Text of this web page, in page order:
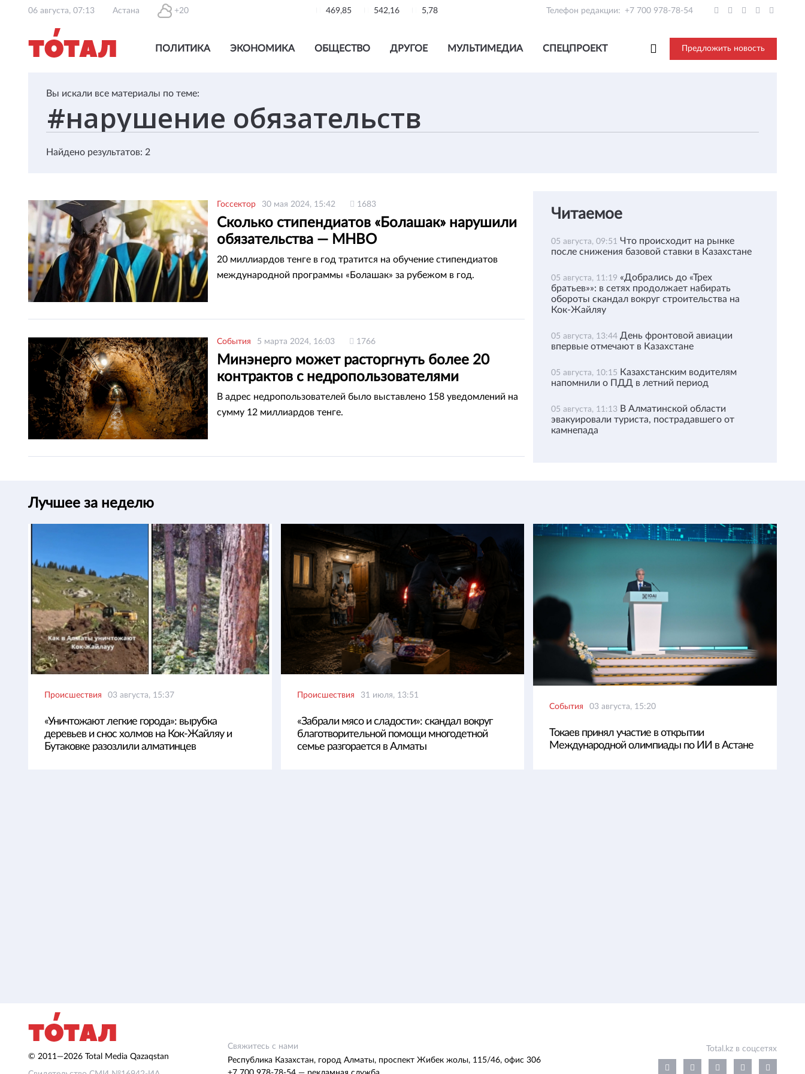
06 августа, 07:13 Астана +20 469,85 542,16 5,78 Телефон редакции: +7 700 978-78-54
ПОЛИТИКА ЭКОНОМИКА ОБЩЕСТВО ДРУГОЕ МУЛЬТИМЕДИА СПЕЦПРОЕКТ Предложить новость
Вы искали все материалы по теме:
Найдено результатов: 2
Госсектор 30 мая 2024, 15:42 1683
Сколько стипендиатов «Болашак» нарушили
обязательства — МНВО
20 миллиардов тенге в год тратится на обучение стипендиатов
международной программы «Болашак» за рубежом в год.
События 5 марта 2024, 16:03 1766
Минэнерго может расторгнуть более 20
контрактов с недропользователями
В адрес недропользователей было выставлено 158 уведомлений на
сумму 12 миллиардов тенге.
Читаемое
05 августа, 09:51 Что происходит на рынке
после снижения базовой ставки в Казахстане
05 августа, 11:19 «Добрались до «Трех
братьев»»: в сетях продолжает набирать
обороты скандал вокруг строительства на
Кок-Жайляу
05 августа, 13:44 День фронтовой авиации
впервые отмечают в Казахстане
05 августа, 10:15 Казахстанским водителям
напомнили о ПДД в летний период
05 августа, 11:13 В Алматинской области
эвакуировали туриста, пострадавшего от
камнепада
Лучшее за неделю
Происшествия 03 августа, 15:37
«Уничтожают легкие города»: вырубка
деревьев и снос холмов на Кок-Жайляу и
Бутаковке разозлили алматинцев
Происшествия 31 июля, 13:51
«Забрали мясо и сладости»: скандал вокруг
благотворительной помощи многодетной
семье разгорается в Алматы
События 03 августа, 15:20
Токаев принял участие в открытии
Международной олимпиады по ИИ в Астане
© 2011—2026 Total Media Qazaqstan
Свяжитесь с нами
Республика Казахстан, город Алматы, проспект Жибек жолы, 115/46, офис 306
Total.kz в соцсетях